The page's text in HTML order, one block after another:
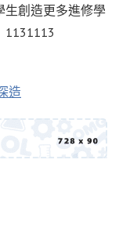
生創造更多進修學
1131113
造